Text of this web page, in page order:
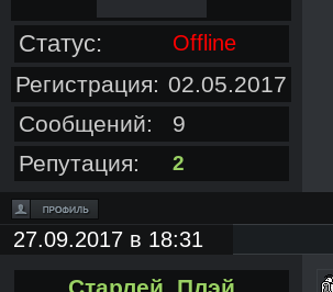
Статус: Offline
Регистрация: 02.05.2017
Сообщений:
9
Репутация:
2
27.09.2017 в 18:31
Старлей_Плэй